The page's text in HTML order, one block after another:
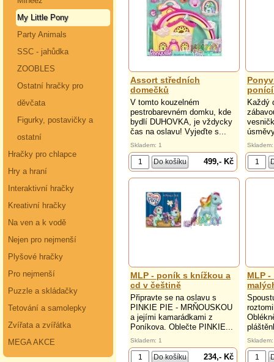
My Little Pony
Party Animals
SSC - jahůdka
ZOOBLES
Ostatní hračky pro
děvčata
Figurky, postavičky a
ostatní
Hračky pro chlapce
Hry a hraní
Interaktivní hračky
Kreativní hračky
Na ven a k vodě
Nejen pro nejmenší
Plyšové hračky
Pro nejmenší
Puzzle a skládačky
Tetování a samolepky
Zvířata a zvířátka
MEGA AKCE
Assort středních
domečků
V tomto kouzelném
pestrobarevném domku, kde
bydlí DUHOVKA, je vždycky
čas na oslavu! Vyjeďte s...
Skladem: 1
499,- Kč
Každý
MLP - poník s knížkou a
cd v češtině
Připravte se na oslavu s
PINKIE PIE - MRŇOUSKOU
a jejími kamarádkami z
Poníkova. Oblečte PINKIE...
Skladem: 1
234,- Kč
MLP